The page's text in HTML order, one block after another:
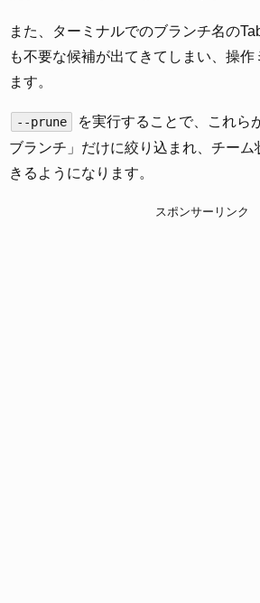
また、ターミナルでのブランチ名の
も不要な候補が出てきてしまい、操作
ます。
--prune
を実行することで、これら
ブランチ」だけに絞り込まれ、チー
きるようになります。
スポンサーリンク